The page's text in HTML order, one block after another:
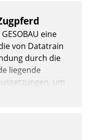
eine
von Datatrain
durch die
liegende
um
und weitere